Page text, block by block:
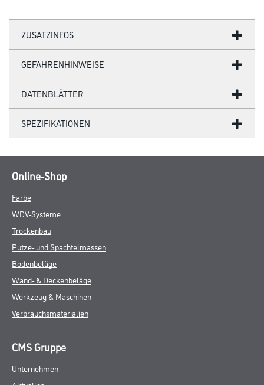
ZUSATZINFOS
GEFAHRENHINWEISE
DATENBLÄTTER
SPEZIFIKATIONEN
Online-Shop
Farbe
WDV-Systeme
Trockenbau
Putze- und Spachtelmassen
Bodenbeläge
Wand- & Deckenbeläge
Werkzeug & Maschinen
Verbrauchsmaterialien
CMS Gruppe
Unternehmen